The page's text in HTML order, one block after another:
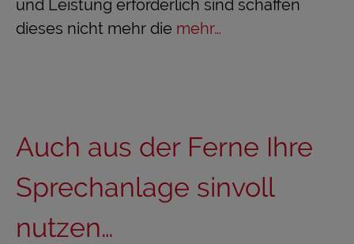
und Leistung erforderlich sind schaffen
dieses nicht mehr die mehr…
Auch aus der Ferne Ihre
Sprechanlage sinvoll
nutzen…